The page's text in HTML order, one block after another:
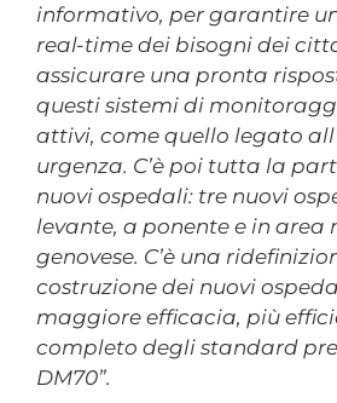
informativo, per garantire
real-time dei bisogni dei
assicurare una pronta
questi sistemi di
attivi, come quello legato
urgenza. C’è poi tutta la
nuovi ospedali: tre nuovi
levante, a ponente e in
genovese. C’è una
costruzione dei nuovi
maggiore efficacia, più
completo degli standard
DM70”.